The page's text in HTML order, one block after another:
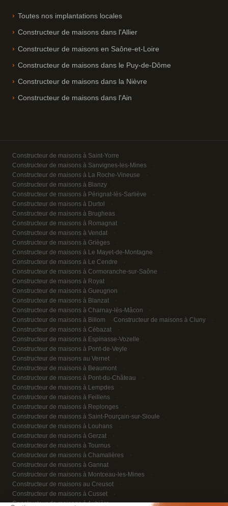
Toutes nos implantations locales
Constructeur de maisons dans l'Allier
Constructeur de maisons en Saône-et-Loire
Constructeur de maisons dans le Puy-de-Dôme
Constructeur de maisons dans la Nièvre
Constructeur de maisons dans l'Ain
Constructeur de maisons à Saint-Yorre
Constructeur de maisons à Sanvignes-les-Mines
Constructeur de maisons à La Roche-Vineuse
Constructeur de maisons à Blanzy
Constructeur de maisons à Pérignat-lès-Sarliève
Constructeur de maisons à Durtol
Constructeur de maisons à Brugheas
Constructeur de maisons à Romagnat
Constructeur de maisons à Vendat
Constructeur de maisons à Grièges
Constructeur de maisons à Le Mayet-de-Montagne
Constructeur de maisons à Le Cendre
Constructeur de maisons à Cormoranche-sur-Saône
Constructeur de maisons à Royat
Constructeur de maisons à Gueugnon
Constructeur de maisons à Blanzat
Constructeur de maisons à Charnay-lès-Mâcon
Constructeur de maisons à Billom
Constructeur de maisons à Cluny
Constructeur de maisons à Cébazat
Constructeur de maisons à Espinasse-Vozelle
Constructeur de maisons à Pont-de-Veyle
Constructeur de maisons au Vernet
Constructeur de maisons à Beaumont
Constructeur de maisons à Pont-du-Château
Constructeur de maisons à Lempdes
Constructeur de maisons à Feillens
Constructeur de maisons à Replonges
Constructeur de maisons à Saint-Pourçain-sur-Sioule
Constructeur de maisons à Louhans
Constructeur de maisons à Gerzat
Constructeur de maisons à Tournus
Constructeur de maisons à Chamalières
Constructeur de maisons à Gannat
Constructeur de maisons à Montceau-les-Mines
Constructeur de maisons au Creusot
Constructeur de maisons à Cusset
Constructeur de maisons à Aubière